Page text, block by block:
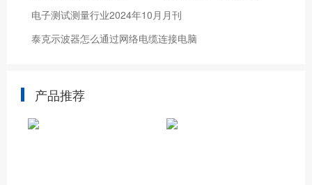
电子测试测量行业2024年10月月刊
泰克示波器怎么通过网络电缆连接电脑
产品推荐